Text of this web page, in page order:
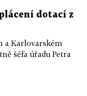
dotací z
a Karlovarském
šéfa úřadu Petra